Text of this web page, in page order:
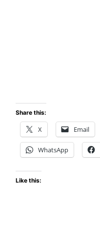
Share this:
X Email
WhatsApp
Like this: